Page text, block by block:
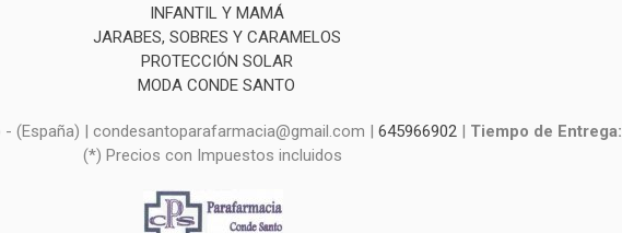
INFANTIL Y MAMÁ
JARABES, SOBRES Y CARAMELOS
PROTECCIÓN SOLAR
MODA CONDE SANTO
(España) | condesantoparafarmacia@gmail.com | 645966902| Tiempo de Entrega:
(*) Precios con Impuestos incluidos